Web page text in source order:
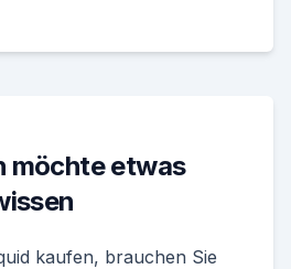
möchte etwas
kaufen, brauchen Sie